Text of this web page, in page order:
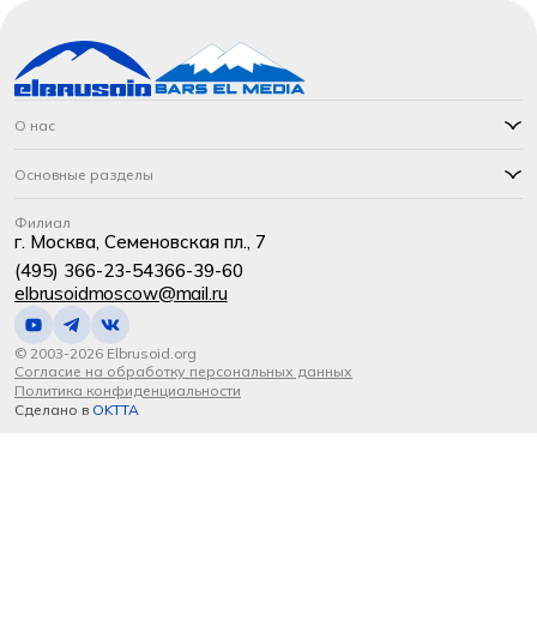
О нас
Основные разделы
Филиал
г. Москва, Семеновская пл., 7
(495) 366-23-54366-39-60
elbrusoidmoscow@mail.ru
© 2003-2026 Elbrusoid.org
Согласие на обработку персональных данных
Политика конфиденциальности
Сделано в OKTTA